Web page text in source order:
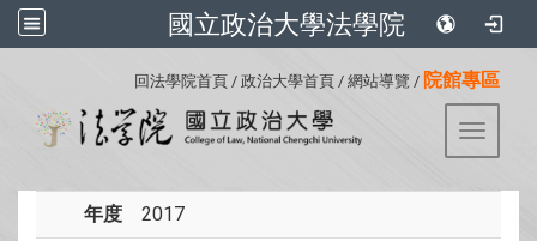
國立政治大學法學院
回法學院首頁 / 政治大學首頁 / 網站導覽 / 院館專區
Toggle
年度 2017